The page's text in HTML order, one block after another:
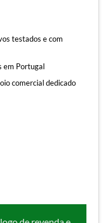
testados e com
em Portugal
comercial dedicado